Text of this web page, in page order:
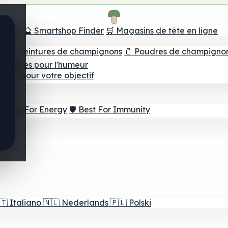
tête 🔮 Smartshop Finder 🛒 Magasins de tête en ligne
💧 Teintures de champignons 🫙 Poudres de
Gommes pour l'humeur
pour votre objectif
⚡ Best For Energy 🛡️ Best For Immunity
Italiano 🇳🇱 Nederlands 🇵🇱 Polski